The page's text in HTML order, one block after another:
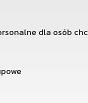
dla osób